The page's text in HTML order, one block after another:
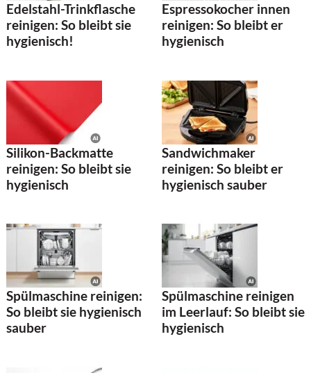
Edelstahl-Trinkflasche
reinigen: So bleibt sie
hygienisch!
Espressokocher innen
reinigen: So bleibt er
hygienisch
Silikon-Backmatte
reinigen: So bleibt sie
hygienisch
Sandwichmaker
reinigen: So bleibt er
hygienisch sauber
Spülmaschine reinigen:
So bleibt sie hygienisch
sauber
Spülmaschine reinigen
im Leerlauf: So bleibt sie
hygienisch